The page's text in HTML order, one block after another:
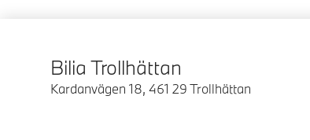
Bilia Trollhättan
Kardanvägen 18, 461 29Trollhättan